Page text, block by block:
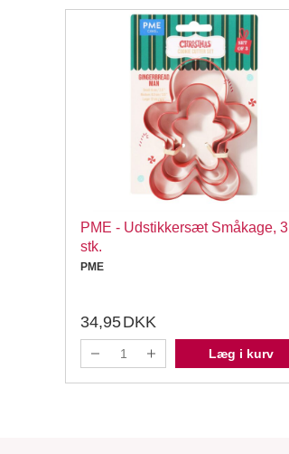
PME - Udstikkersæt Småkage, 3
stk.
PME
34,95DKK
Læg i kurv